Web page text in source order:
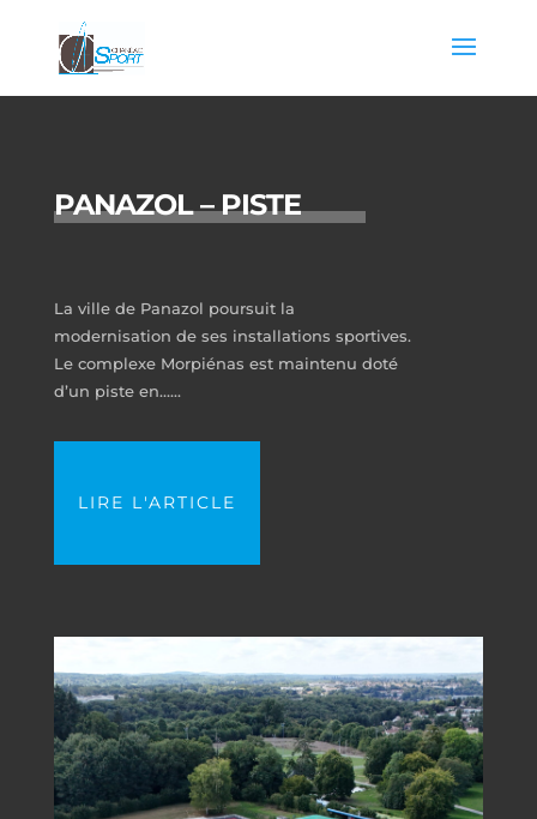
PANAZOL – PISTE
La ville de Panazol poursuit la
modernisation de ses installations sportives.
Le complexe Morpiénas est maintenu doté
d’un piste en…...
LIRE L'ARTICLE